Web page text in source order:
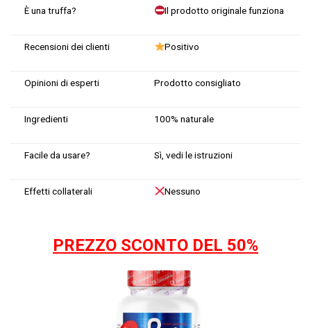
È una truffa? Il prodotto originale funziona
Recensioni dei clienti Positivo
Opinioni di esperti Prodotto consigliato
Ingredienti 100% naturale
Facile da usare? Sì, vedi le istruzioni
Effetti collaterali Nessuno
PREZZO SCONTO DEL 50%